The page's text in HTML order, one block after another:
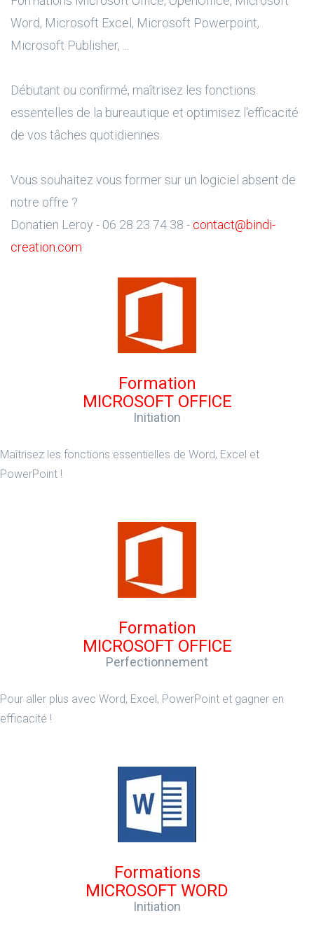
Word, Microsoft Excel, Microsoft Powerpoint,
Microsoft Publisher, ...
Débutant ou confirmé, maîtrisez les fonctions
essentelles de la bureautique et optimisez l'efficacité
de vos tâches quotidiennes.
Vous souhaitez vous former sur un logiciel absent de
notre offre ?
Donatien Leroy - 06 28 23 74 38 - contact@bindi-
creation.com
Formation
MICROSOFT OFFICE
Initiation
Maîtrisez les fonctions essentielles de Word, Excel et
PowerPoint !
Formation
MICROSOFT OFFICE
Perfectionnement
Pour aller plus avec Word, Excel, PowerPoint et gagner en
efficacité !
Formations
MICROSOFT WORD
Initiation